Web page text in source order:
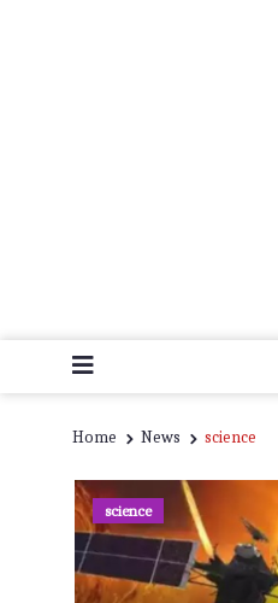
Home News science
science